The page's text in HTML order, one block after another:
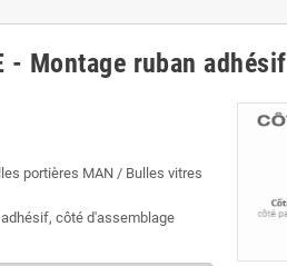
- Montage ruban adhésif
portières MAN / Bulles vitres
côté d'assemblage